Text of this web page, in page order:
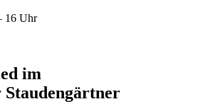
16 Uhr
im
Staudengärtner